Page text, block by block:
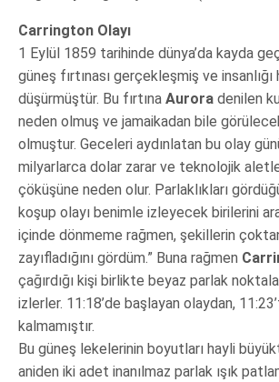
Carrington Olayı
1 Eylül 1859 tarihinde dünya’da kayda
güneş fırtınası gerçekleşmiş ve
düşürmüştür. Bu fırtına Aurora denilen
neden olmuş ve jamaikadan bile
olmuştur. Geceleri aydınlatan bu olay
milyarlarca dolar zarar ve teknolojik
çöküşüne neden olur. Parlaklıkları
koşup olayı benimle izleyecek birilerini
içinde dönmeme rağmen, şekillerin
zayıfladığını gördüm.” Buna rağmen
çağırdığı kişi birlikte beyaz parlak
izlerler. 11:18’de başlayan olaydan,
kalmamıştır.
Bu güneş lekelerinin boyutları hayli
aniden iki adet inanılmaz parlak ışık